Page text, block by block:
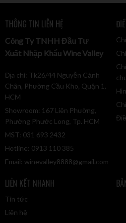
Hương vị: Mũi: Anh đào đen, mận
cà phê rang, gia vị.
Vị: Trái cây ngọt ngào, mượt mà,
Cấu trúc: Full-bodied (đầy đặn),
độ chát tinh tế, không gắt.
Thích hợp với: Thịt cừu, thịt heo,
cứng (Gouda, Parmesan).
Nồng độ cồn: 13%.
Đây là một chai rượu vang đỏ
chịu, lý tưởng để kết hợp với các
THÔNG TIN LIÊN HỆ
Công Ty TNHH Đầu Tư
Xuất Nhập Khẩu Wine Valley
Địa chỉ: Tk26/44 Nguyễn Cảnh
Chân, Phường Cầu Kho, Quận 1,
HCM
Showroom: 167 Liên Phường,
Phường Phước Long, Tp. HCM
MST: 031 693 2432
Hotline: 0913 110 385
Email: winevalley8888@gmail.com
LIÊN KẾT NHANH
Tin tức
Liên hệ